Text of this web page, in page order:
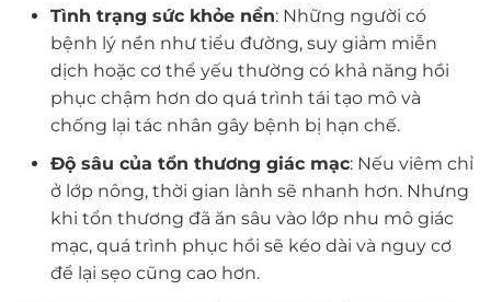
Tình trạng sức khỏe nền: Những người có
bệnh lý nền như tiểu đường, suy giảm miễn
dịch hoặc cơ thể yếu thường có khả năng hồi
phục chậm hơn do quá trình tái tạo mô và
chống lại tác nhân gây bệnh bị hạn chế.
Độ sâu của tổn thương giác mạc: Nếu viêm chỉ
ở lớp nông, thời gian lành sẽ nhanh hơn. Nhưng
khi tổn thương đã ăn sâu vào lớp nhu mô giác
mạc, quá trình phục hồi sẽ kéo dài và nguy cơ
để lại sẹo cũng cao hơn.